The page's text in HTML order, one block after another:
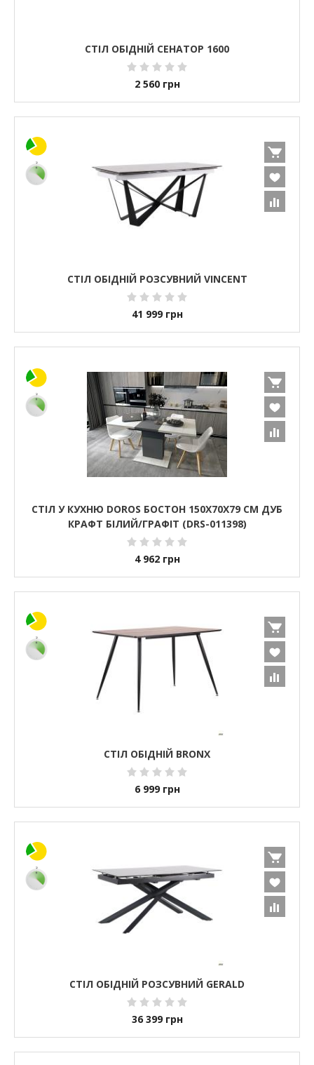
СТІЛ ОБІДНІЙ СЕНАТОР 1600
2 560 грн
СТІЛ ОБІДНІЙ РОЗСУВНИЙ VINCENT
41 999 грн
СТІЛ У КУХНЮ DOROS БОСТОН 150Х70Х79 СМ ДУБ
КРАФТ БІЛИЙ/ГРАФІТ (DRS-011398)
4 962 грн
СТІЛ ОБІДНІЙ BRONX
6 999 грн
СТІЛ ОБІДНІЙ РОЗСУВНИЙ GERALD
36 399 грн